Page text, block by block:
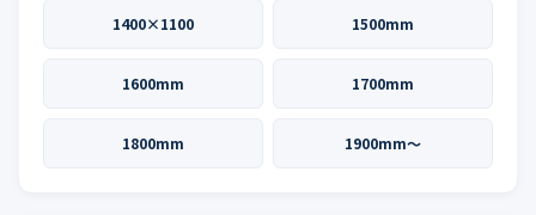
1400×1100 1500mm
1600mm 1700mm
1800mm 1900mm〜